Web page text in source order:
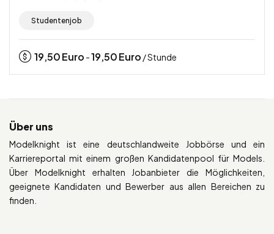
Studentenjob
19,50Euro -19,50Euro / Stunde
Über uns
Modelknight ist eine deutschlandweite Jobbörse und ein
Karriereportal mit einem großen Kandidatenpool für Models.
Über Modelknight erhalten Jobanbieter die Möglichkeiten,
geeignete Kandidaten und Bewerber aus allen Bereichen zu
finden.